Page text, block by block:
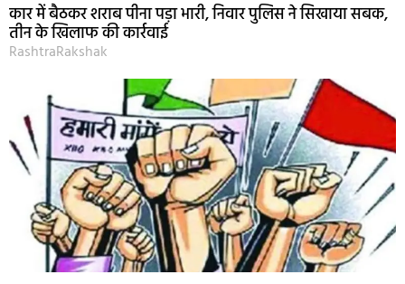
कार में बैठकर शराब पीना पड़ा भारी, निवार पुलिस ने सिखाया सबक,
तीन के खिलाफ की कार्रवाई
RashtraRakshak